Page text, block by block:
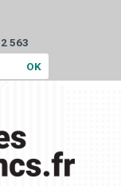
2 563